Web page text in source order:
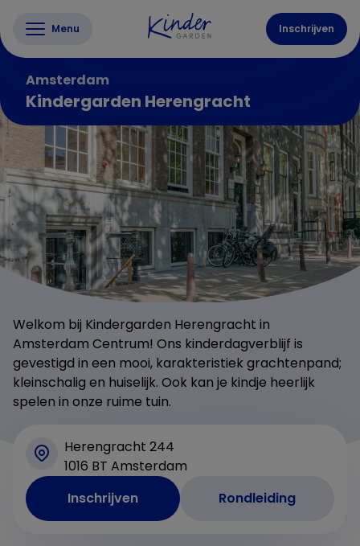
Menu Inschrijven
Amsterdam
Kindergarden Herengracht
Welkom bij Kindergarden Herengracht in
Amsterdam Centrum! Ons kinderdagverblijf is
gevestigd in een mooi, karakteristiek grachtenpand;
kleinschalig en huiselijk. Ook kan je kindje heerlijk
spelen in onze ruime tuin.
Herengracht 244
1016 BT Amsterdam
Inschrijven
Rondleiding